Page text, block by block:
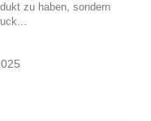
zu haben, sondern